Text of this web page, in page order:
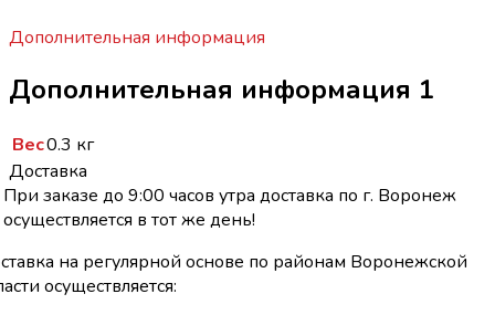
Дополнительная информация
Дополнительная информация 1
Вес0.3 кг
Доставка
При заказе до 9:00 часов утра доставка по г. Воронеж
осуществляется в тот же день!
на регулярной основе по районам Воронежской
осуществляется: